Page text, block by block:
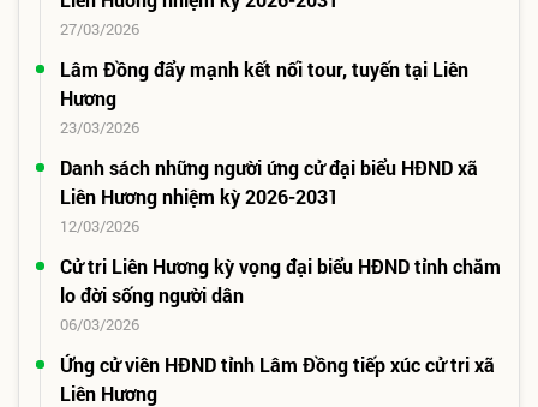
27/03/2026
Lâm Đồng đẩy mạnh kết nối tour, tuyến tại Liên
Hương
23/03/2026
Danh sách những người ứng cử đại biểu HĐND xã
Liên Hương nhiệm kỳ 2026-2031
12/03/2026
Cử tri Liên Hương kỳ vọng đại biểu HĐND tỉnh chăm
lo đời sống người dân
06/03/2026
Ứng cử viên HĐND tỉnh Lâm Đồng tiếp xúc cử tri xã
Liên Hương